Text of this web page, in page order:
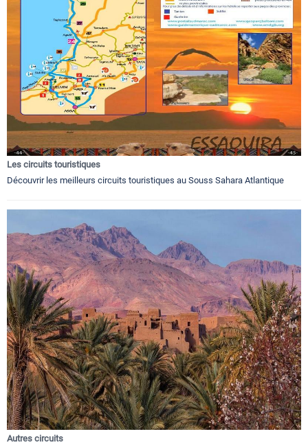
Les circuits touristiques
Découvrir les meilleurs circuits touristiques au Souss Sahara Atlantique
Autres circuits